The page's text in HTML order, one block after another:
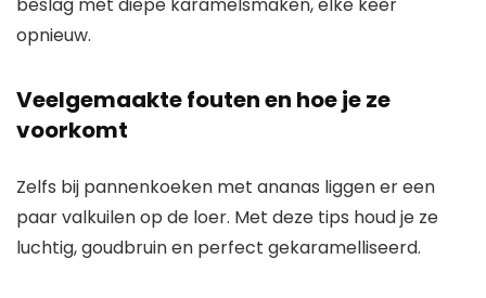
beslag met diepe karamelsmaken, elke keer
opnieuw.
Veelgemaakte fouten en hoe je ze
voorkomt
Zelfs bij pannenkoeken met ananas liggen er een
paar valkuilen op de loer. Met deze tips houd je ze
luchtig, goudbruin en perfect gekaramelliseerd.